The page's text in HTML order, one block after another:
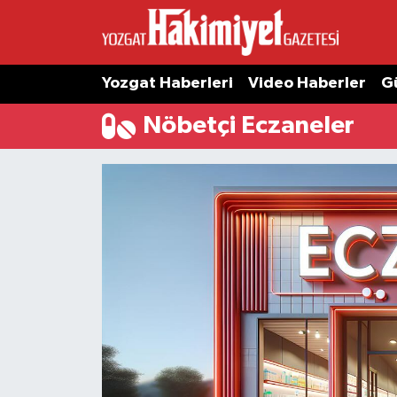
Yozgat Haberleri Video Haberler
Nöbetçi Eczaneler